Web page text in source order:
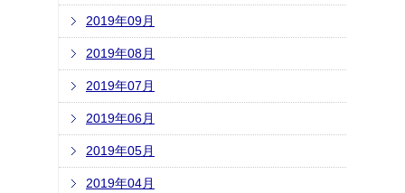
2019年09月
2019年08月
2019年07月
2019年06月
2019年05月
2019年04月